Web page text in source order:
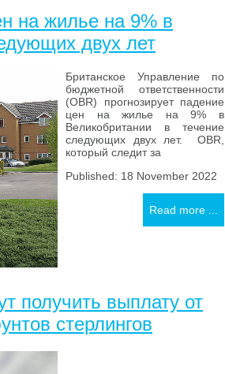
на жилье на 9% в
двух лет
Британское Управление по
бюджетной ответственности
(OBR) прогнозирует падение
цен на жилье на 9% в
Великобритании в течение
следующих двух лет. OBR,
который следит за
Published: 18 November 2022
Read more ...
получить выплату от
стерлингов